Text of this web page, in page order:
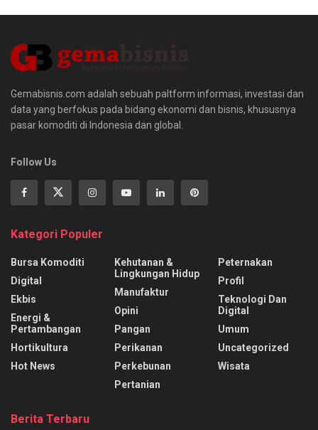
Gemabisnis.com adalah sebuah paltform informasi, investasi dan
data yang berfokus pada bidang ekonomi dan bisnis, khususnya
pasar komoditi di Indonesia dan global.
Follow Us
Kategori Populer
Bursa Komoditi
Digital
Ekbis
Energi &
Pertambangan
Hortikultura
Hot News
Kehutanan &
Lingkungan Hidup
Manufaktur
Opini
Pangan
Perikanan
Perkebunan
Pertanian
Peternakan
Profil
Teknologi Dan
Digital
Umum
Uncategorized
Wisata
Berita Terbaru